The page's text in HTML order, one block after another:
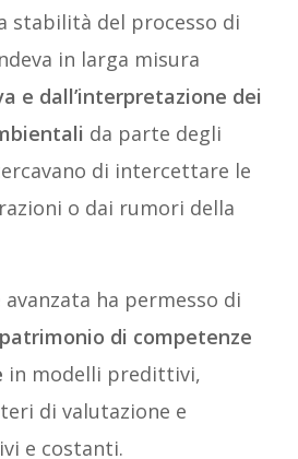
stabilità del processo di
in larga misura
e dall’interpretazione dei
da parte degli
di intercettare le
o dai rumori della
ha permesso di
di competenze
in modelli predittivi,
di valutazione e
e costanti.